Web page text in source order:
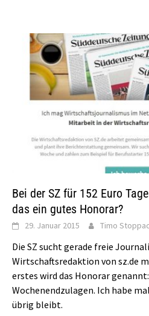
Bei der SZ für 152 Euro
das ein gutes Honorar?
29. Januar 2015 Timo
Die SZ sucht gerade freie
Wirtschaftsredaktion von sz.de
erstes wird das Honorar
Wochenendzulagen. Ich habe
übrig bleibt.